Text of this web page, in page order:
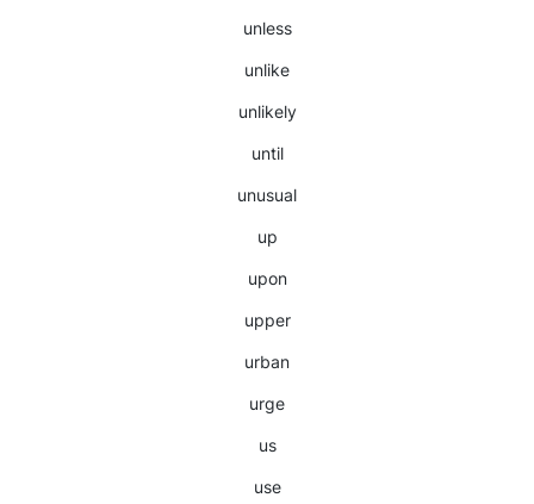
unless
unlike
unlikely
until
unusual
up
upon
upper
urban
urge
us
use